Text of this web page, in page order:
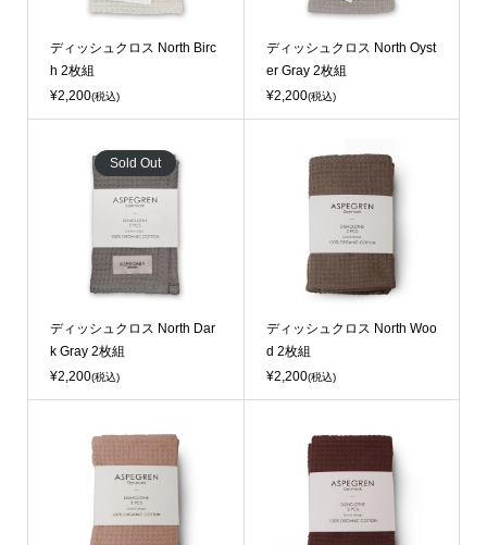
ディッシュクロス North Birc
h 2枚組
¥2,200(税込)
ディッシュクロス North Oyst
er Gray 2枚組
¥2,200(税込)
Sold Out
ディッシュクロス North Dar
k Gray 2枚組
¥2,200(税込)
ディッシュクロス North Woo
d 2枚組
¥2,200(税込)